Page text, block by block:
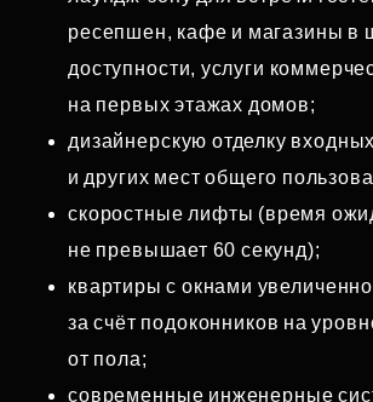
ресепшен, кафе и магазины в
доступности, услуги
на первых этажах домов;
дизайнерскую отделку
и других мест общего
скоростные лифты (время
не превышает 60 секунд);
квартиры с окнами
за счёт подоконников на
от пола;
современные инженерные